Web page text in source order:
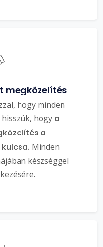
megközelítés
hogy minden
hogy a
a
Minden
készséggel